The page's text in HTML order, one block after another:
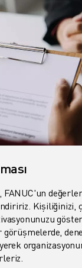
FANUC'un
Kişiliğinizi,